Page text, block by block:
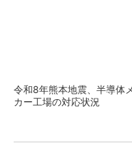
令和8年熊本地震、半導体
カー工場の対応状況